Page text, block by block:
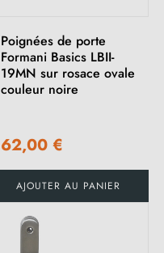
Poignées de porte
Formani Basics LBII-
19MN sur rosace ovale
couleur noire
62,00 €
AJOUTER AU PANIER